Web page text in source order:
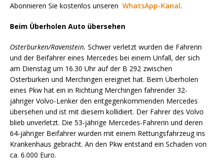
Abonnieren Sie kostenlos unseren WhatsApp-Kanal.
Beim Überholen Auto übersehen
Osterburken/Ravenstein. Schwer verletzt wurden die Fahrerin
und der Beifahrer eines Mercedes bei einem Unfall, der sich
am Dienstag um 16.30 Uhr auf der B 292 zwischen
Osterburken und Merchingen ereignet hat. Beim Überholen
eines Pkw hat ein in Richtung Merchingen fahrender 32-
jähriger Volvo-Lenker den entgegenkommenden Mercedes
übersehen und ist mit diesem kollidiert. Der Fahrer des Volvo
blieb unverletzt. Die 53-jährige Mercedes-Fahrerin und deren
64-jähriger Beifahrer wurden mit einem Rettungsfahrzeug ins
Krankenhaus gebracht. An den Pkw entstand ein Schaden von
ca. 6.000 Euro.